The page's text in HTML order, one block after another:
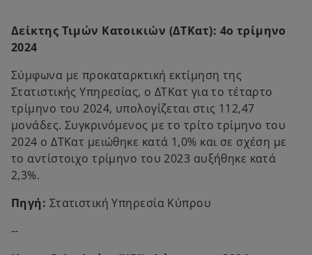
Δείκτης Τιμών Κατοικιών (ΔΤΚατ): 4ο τρίμηνο
2024
Σύμφωνα με προκαταρκτική εκτίμηση της
Στατιστικής Υπηρεσίας, ο ΔΤΚατ για το τέταρτο
τρίμηνο του 2024, υπολογίζεται στις 112,47
μονάδες. Συγκρινόμενος με το τρίτο τρίμηνο του
2024 ο ΔΤΚατ μειώθηκε κατά 1,0% και σε σχέση με
το αντίστοιχο τρίμηνο του 2023 αυξήθηκε κατά
2,3%.
Πηγή: Στατιστική Υπηρεσία Κύπρου
--